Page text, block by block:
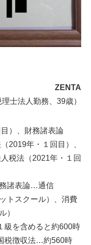
ZENTA
理士法人勤務、39歳）
）、財務諸表論
2019年・１回目）、
税法（2021年・１回
諸表論…通信
トスクール）、消費
）
を含めると約600時
税徴収法…約560時